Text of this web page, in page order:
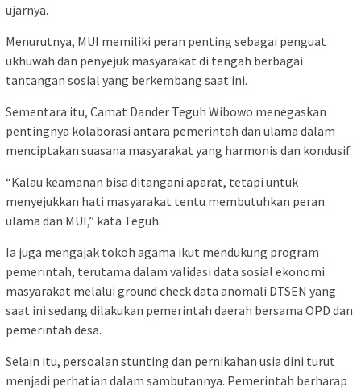
ujarnya.
Menurutnya, MUI memiliki peran penting sebagai penguat
ukhuwah dan penyejuk masyarakat di tengah berbagai
tantangan sosial yang berkembang saat ini.
Sementara itu, Camat Dander Teguh Wibowo menegaskan
pentingnya kolaborasi antara pemerintah dan ulama dalam
menciptakan suasana masyarakat yang harmonis dan kondusif.
“Kalau keamanan bisa ditangani aparat, tetapi untuk
menyejukkan hati masyarakat tentu membutuhkan peran
ulama dan MUI,” kata Teguh.
Ia juga mengajak tokoh agama ikut mendukung program
pemerintah, terutama dalam validasi data sosial ekonomi
masyarakat melalui ground check data anomali DTSEN yang
saat ini sedang dilakukan pemerintah daerah bersama OPD dan
pemerintah desa.
Selain itu, persoalan stunting dan pernikahan usia dini turut
menjadi perhatian dalam sambutannya. Pemerintah berharap